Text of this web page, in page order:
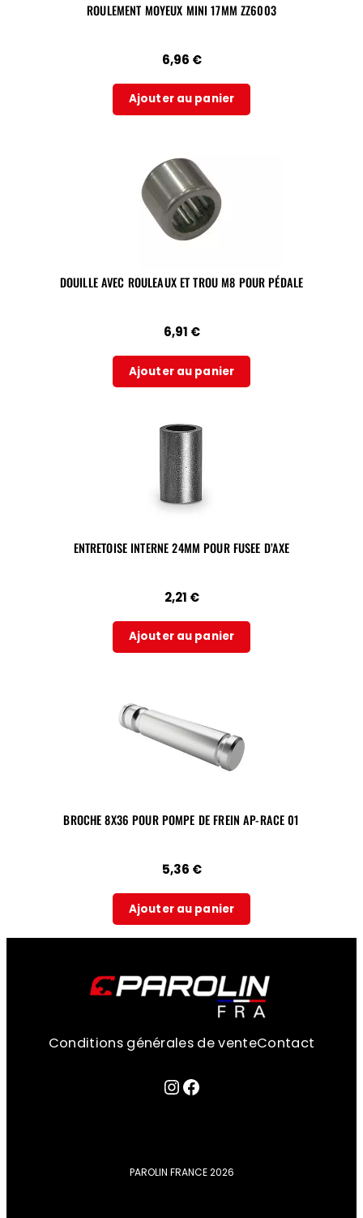
ROULEMENT MOYEUX MINI 17MM ZZ6003
6,96 €
Ajouter au panier
DOUILLE AVEC ROULEAUX ET TROU M8 POUR PÉDALE
6,91 €
Ajouter au panier
ENTRETOISE INTERNE 24MM POUR FUSEE D’AXE
2,21 €
Ajouter au panier
BROCHE 8X36 POUR POMPE DE FREIN AP-RACE 01
5,36 €
Ajouter au panier
Conditions générales de venteContact
Lien sur la page instagram
Facebook
PAROLIN FRANCE 2026